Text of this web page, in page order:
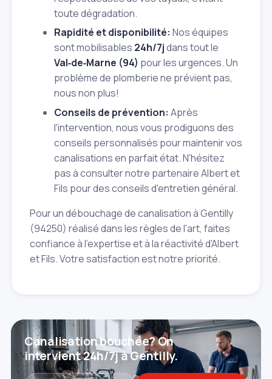
toute dégradation.
Rapidité et disponibilité: Nos équipes
sont mobilisables 24h/7jdans tout le
Val‑de‑Marne (94) pour les urgences. Un
problème de plomberie ne prévient pas,
nous non plus!
Conseils de prévention: Après
l'intervention, nous vous prodiguons des
conseils personnalisés pour maintenir vos
canalisations en parfait état. N'hésitez
pas à consulter notre partenaire Albert et
Fils pour des conseils d'entretien général.
Pour un débouchage de canalisation à Gentilly
(94250) réalisé dans les règles de l'art, faites
confiance à l'expertise et à la réactivité d'Albert
et Fils. Votre satisfaction est notre priorité.
Canalisation bouchée? On
intervient 24h/7j à Gentilly.